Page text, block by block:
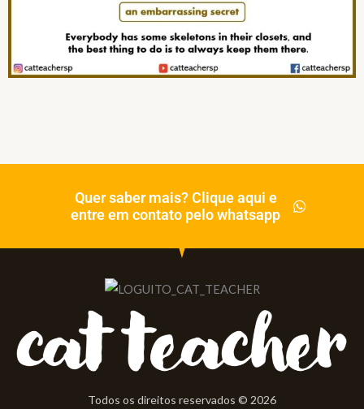
Quer saber mais? Clique aqui e
entre em contato pelo whatsapp
Todos os direitos reservados © 2026